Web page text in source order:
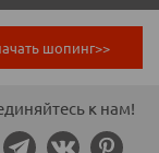
шопинг>>
к нам!